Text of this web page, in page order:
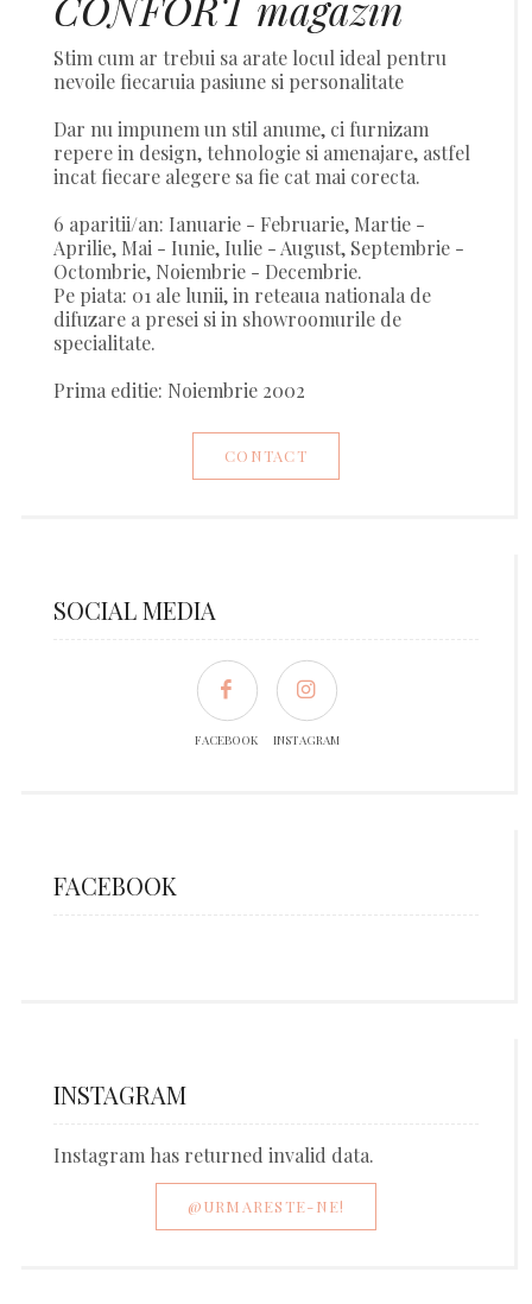
Stim cum ar trebui sa arate locul ideal pentru
nevoile fiecaruia pasiune si personalitate
Dar nu impunem un stil anume, ci furnizam
repere in design, tehnologie si amenajare, astfel
incat fiecare alegere sa fie cat mai corecta.
6 aparitii/an: Ianuarie - Februarie, Martie -
Aprilie, Mai - Iunie, Iulie - August, Septembrie -
Octombrie, Noiembrie - Decembrie.
Pe piata: 01 ale lunii, in reteaua nationala de
difuzare a presei si in showroomurile de
specialitate.
Prima editie: Noiembrie 2002
CONTACT
SOCIAL MEDIA
FACEBOOK INSTAGRAM
FACEBOOK
INSTAGRAM
Instagram has returned invalid data.
@URMARESTE-NE!